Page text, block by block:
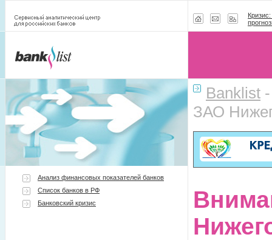
Анализ финансовых показателей банков
Список банков в РФ
Банковский кризис
Banklist
ЗАО